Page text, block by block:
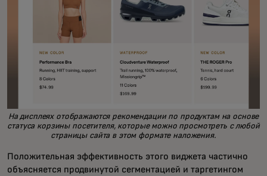
На дисплеях отображаются рекомендации по продуктам на основе
статуса корзины посетителя, которые можно просмотреть с любой
страницы сайта в этом формате наложения.
Положительная эффективность этого виджета частично
объясняется продвинутой сегментацией и таргетингом